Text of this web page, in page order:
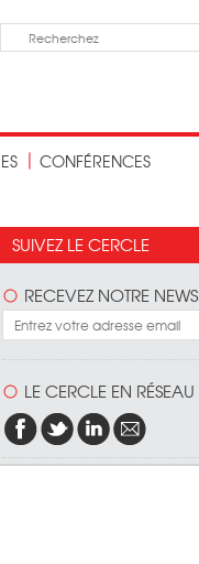
CONFÉRENCES
SUIVEZ LE CERCLE
RECEVEZ NOTRE
LE CERCLE EN RÉSEAU